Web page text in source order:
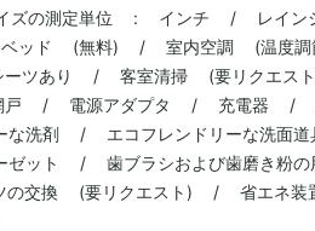
測定単位 : インチ / レイン
ベッド (無料) / 室内空調 (温
ツあり / 客室清掃 (要リクエ
/ 電源アダプタ / 充電器 / ノ
ーな洗剤 / エコフレンドリーな
ゼット / 歯ブラシおよび歯磨き粉
交換 (要リクエスト) / 省エネ装